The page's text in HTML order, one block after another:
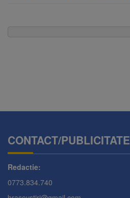
CONTACT/PUBLICITATE
Redactie:
0773.834.740